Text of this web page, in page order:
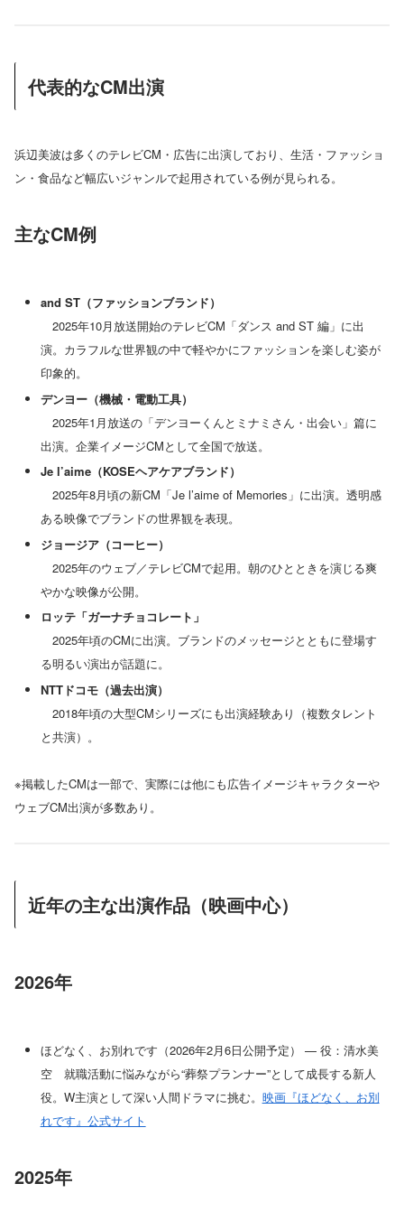
代表的なCM出演
浜辺美波は多くのテレビCM・広告に出演しており、生活・ファッショ
ン・食品など幅広いジャンルで起用されている例が見られる。
主なCM例
and ST（ファッションブランド）
2025年10月放送開始のテレビCM「ダンス and ST 編」に出
演。カラフルな世界観の中で軽やかにファッションを楽しむ姿が
印象的。
デンヨー（機械・電動工具）
2025年1月放送の「デンヨーくんとミナミさん・出会い」篇に
出演。企業イメージCMとして全国で放送。
Je l’aime（KOSEヘアケアブランド）
2025年8月頃の新CM「Je l’aime of Memories」に出演。透明感
ある映像でブランドの世界観を表現。
ジョージア（コーヒー）
2025年のウェブ／テレビCMで起用。朝のひとときを演じる爽
やかな映像が公開。
ロッテ「ガーナチョコレート」
2025年頃のCMに出演。ブランドのメッセージとともに登場す
る明るい演出が話題に。
NTTドコモ（過去出演）
2018年頃の大型CMシリーズにも出演経験あり（複数タレント
と共演）。
※掲載したCMは一部で、実際には他にも広告イメージキャラクターや
ウェブCM出演が多数あり。
近年の主な出演作品（映画中心）
2026年
ほどなく、お別れです（2026年2月6日公開予定） — 役：清水美
空 就職活動に悩みながら“葬祭プランナー”として成長する新人
役。W主演として深い人間ドラマに挑む。 映画『ほどなく、お別
れです』公式サイト
2025年